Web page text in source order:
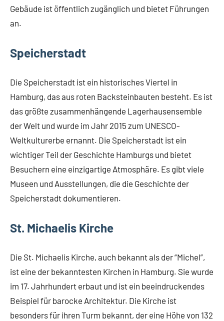
Gebäude ist öffentlich zugänglich und bietet Führungen
an.
Speicherstadt
Die Speicherstadt ist ein historisches Viertel in
Hamburg, das aus roten Backsteinbauten besteht. Es ist
das größte zusammenhängende Lagerhausensemble
der Welt und wurde im Jahr 2015 zum UNESCO-
Weltkulturerbe ernannt. Die Speicherstadt ist ein
wichtiger Teil der Geschichte Hamburgs und bietet
Besuchern eine einzigartige Atmosphäre. Es gibt viele
Museen und Ausstellungen, die die Geschichte der
Speicherstadt dokumentieren.
St. Michaelis Kirche
Die St. Michaelis Kirche, auch bekannt als der “Michel”,
ist eine der bekanntesten Kirchen in Hamburg. Sie wurde
im 17. Jahrhundert erbaut und ist ein beeindruckendes
Beispiel für barocke Architektur. Die Kirche ist
besonders für ihren Turm bekannt, der eine Höhe von 132